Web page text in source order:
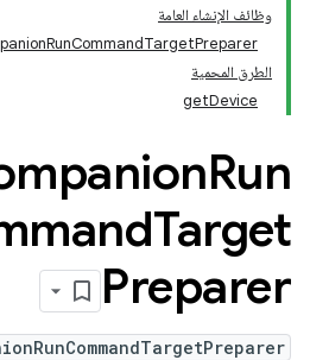
وظائف الإنشاء العامة
الطرق المحمية
getDevice
Run
Target
Preparer